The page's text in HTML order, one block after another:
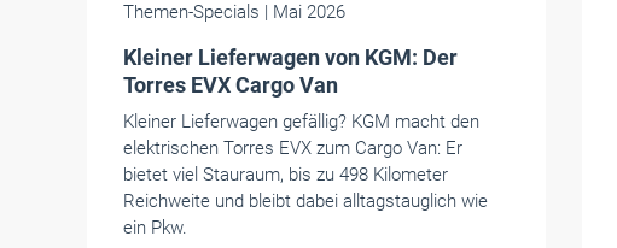
Themen-Specials | Mai 2026
Kleiner Lieferwagen von KGM: Der
Torres EVX Cargo Van
Kleiner Lieferwagen gefällig? KGM macht den
elektrischen Torres EVX zum Cargo Van: Er
bietet viel Stauraum, bis zu 498 Kilometer
Reichweite und bleibt dabei alltagstauglich wie
ein Pkw.